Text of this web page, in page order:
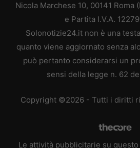
Nicola Marchese 10, 00141 Roma
e Partita I.V.A.
Solonotizie24.it non è una
quanto viene aggiornato senza
può pertanto considerarsi un
sensi della legge n. 62
Copyright ©2026 - Tutti i diritti
Le attività pubblicitarie su